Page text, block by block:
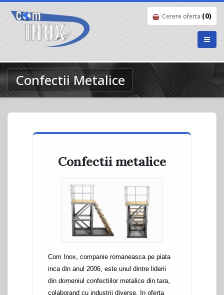
Cerere oferta (0)
Confectii Metalice
Confectii metalice
Com Inox, companie romaneasca pe piata
inca din anul 2006, este unul dintre liderii
din domeniul confectiilor metalice din tara,
colaborand cu industrii diverse. In oferta